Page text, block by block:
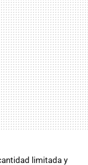
limitada y